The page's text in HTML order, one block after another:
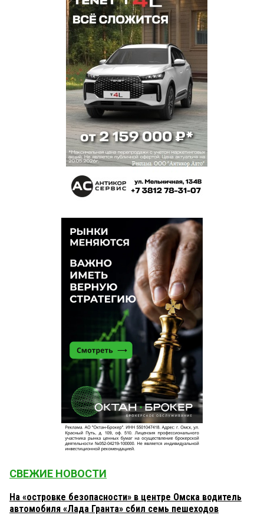
СВЕЖИЕ НОВОСТИ
На «островке безопасности» в центре Омска водитель
автомобиля «Лада Гранта» сбил семь пешеходов